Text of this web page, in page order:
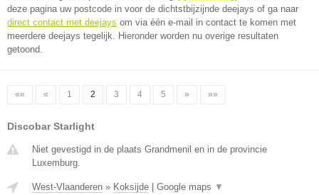
deze pagina uw postcode in voor de dichtstbijzijnde deejays of ga naar
direct contact met deejays om via één e-mail in contact te komen met
meerdere deejays tegelijk. Hieronder worden nu overige resultaten
getoond.
«« « 1 2 3 4 5 » »»
Discobar Starlight
Niet gevestigd in de plaats Grandmenil en in de provincie
Luxemburg.
West-Vlaanderen » Koksijde Google maps ▼